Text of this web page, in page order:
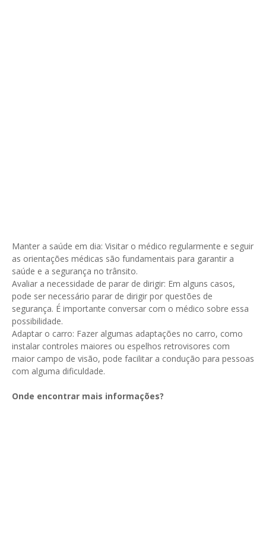
Manter a saúde em dia: Visitar o médico regularmente e seguir
as orientações médicas são fundamentais para garantir a
saúde e a segurança no trânsito.
Avaliar a necessidade de parar de dirigir: Em alguns casos,
pode ser necessário parar de dirigir por questões de
segurança. É importante conversar com o médico sobre essa
possibilidade.
Adaptar o carro: Fazer algumas adaptações no carro, como
instalar controles maiores ou espelhos retrovisores com
maior campo de visão, pode facilitar a condução para pessoas
com alguma dificuldade.
Onde encontrar mais informações?